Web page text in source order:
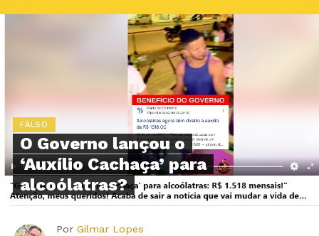
FALSO
O Governo lançou o
‘Auxílio Cachaça’ para
alcoólatras?
Por Gilmar Lopes